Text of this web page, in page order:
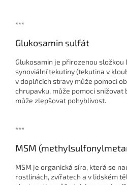
***
Glukosamin sulfát
Glukosamin je přirozenou složkou
synoviální tekutiny (tekutina v
v doplňcích stravy může pomoci
chrupavku, může pomoci snižovat
může zlepšovat pohyblivost.
***
MSM
MSM je organická síra, která se
rostlinách, zvířatech a v lidském